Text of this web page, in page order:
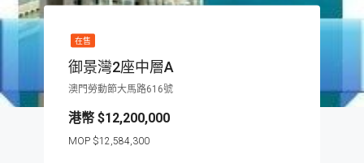
在售
御景灣2座中層A
澳門勞動節大馬路616號
$12,200,000
$12,584,300